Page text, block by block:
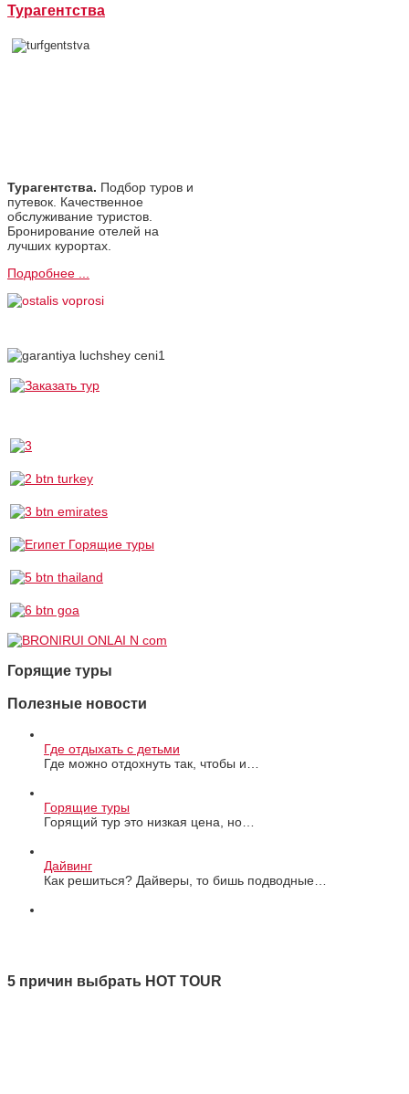
Турагентства
Турагентства. Подбор туров и
путевок. Качественное
обслуживание туристов.
Бронирование отелей на
лучших курортах.
Подробнее ...
Горящие туры
Полезные новости
Где отдыхать с детьми
Где можно отдохнуть так, чтобы и…
Горящие туры
Горящий тур это низкая цена, но…
Дайвинг
Как решиться? Дайверы, то бишь подводные…
5 причин выбрать HOT TOUR